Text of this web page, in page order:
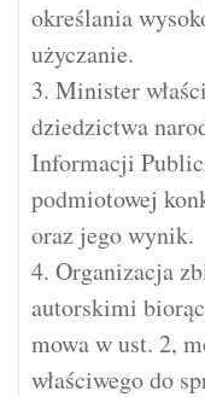
określania
użyczanie.
3. Minister
dziedzictwa
Informacji
podmiotowej
oraz jego wynik.
4. Organizacja
autorskimi
mowa w ust. 2,
właściwego do